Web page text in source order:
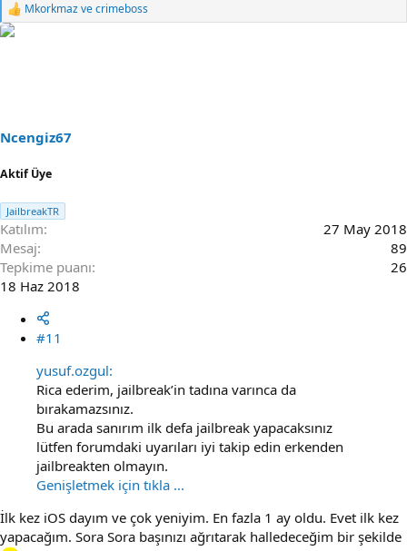
R
e
s
:
Mkorkmazvecrimeboss
Ncengiz67
Aktif Üye
JailbreakTR
Katılım
27 May 2018
Mesaj
89
Tepkime puanı
26
18 Haz 2018
#11
yusuf.ozgul:
Rica ederim, jailbreak’in tadına varınca da
bırakamazsınız.
Bu arada sanırım ilk defa jailbreak yapacaksınız
lütfen forumdaki uyarıları iyi takip edin erkenden
jailbreakten olmayın.
Genişletmek için tıkla ...
İlk kez iOS dayım ve çok yeniyim. En fazla 1 ay oldu. Evet ilk kez
yapacağım. Sora Sora başınızı ağrıtarak halledeceğim bir şekilde